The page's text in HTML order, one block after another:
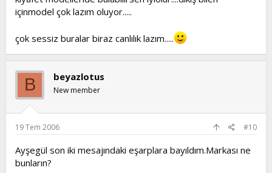
içinmodel çok lazım oluyor.....
çok sessiz buralar biraz canlılık lazım.....
B beyazlotus
New member
19 Tem 2006 #10
Ayşegül son iki mesajındaki eşarplara bayıldım.Markası ne
bunların?